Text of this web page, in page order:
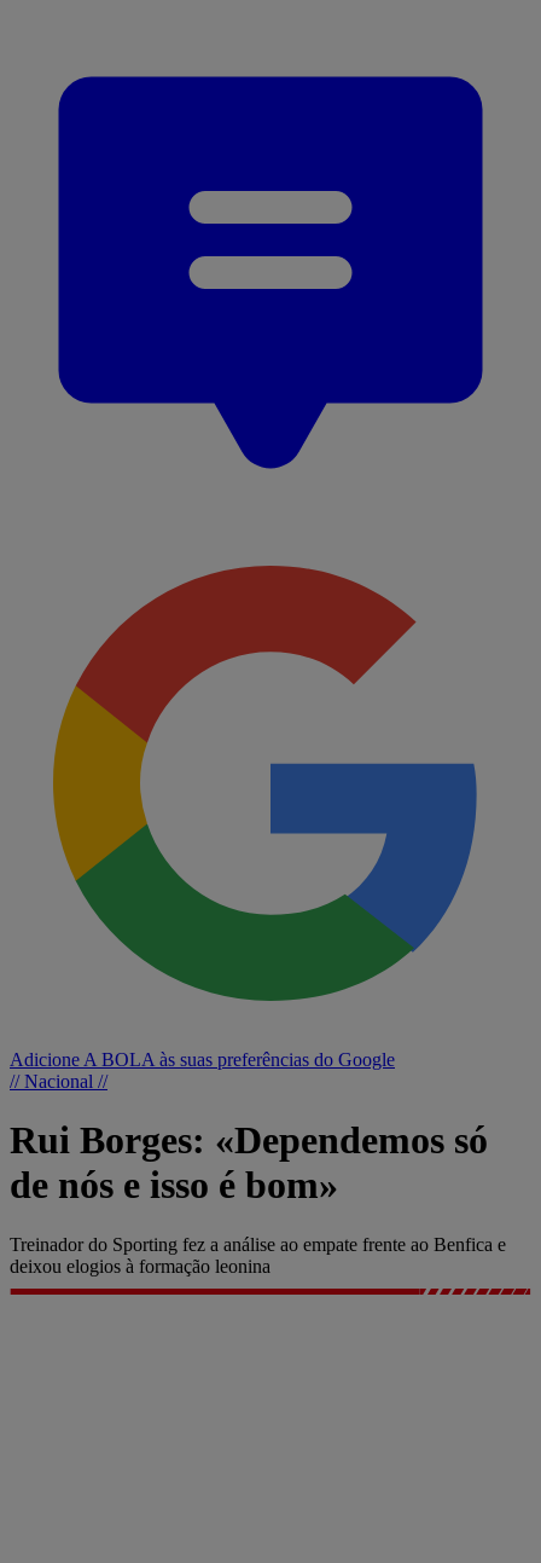
Adicione A BOLA às suas preferências do Google
// Nacional //
Rui Borges: «Dependemos só
de nós e isso é bom»
Treinador do Sporting fez a análise ao empate frente ao Benfica e
deixou elogios à formação leonina